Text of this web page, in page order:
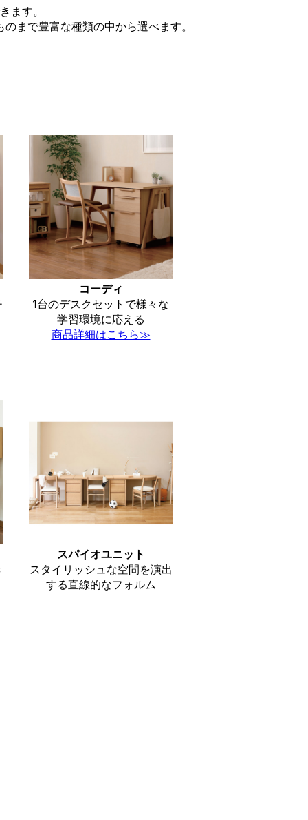
ます。
まで豊富な種類の中から選べます。
コーディ
1台のデスクセットで様々な
学習環境に応える
商品詳細はこちら≫
スパイオユニット
スタイリッシュな空間を演出
する直線的なフォルム